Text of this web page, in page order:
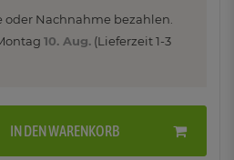
oder Nachnahme bezahlen.
10. Aug. (Lieferzeit 1-3
IN DEN WARENKORB